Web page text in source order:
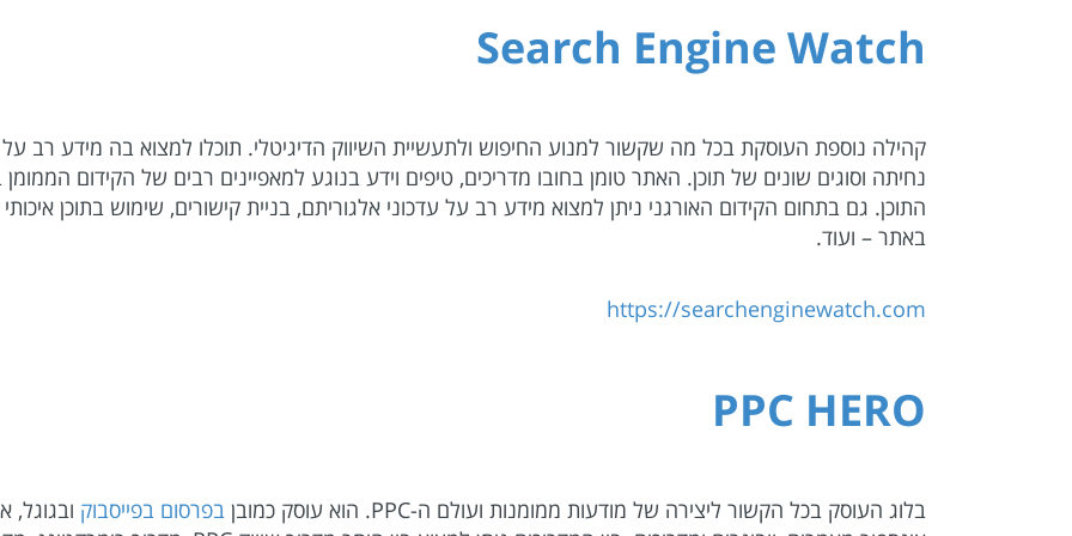
Search Engine Watch
נחיתה וסוגים שונים של תוכן. האתר טומן בחובו מדריכים, טיפים וידע בנוגע למאפיינים רבים של הקידום הממומן
התוכן. גם בתחום הקידום האורגני ניתן למצוא מידע רב על עדכוני אלגוריתם, בניית קישורים, שימוש בתוכן
באתר – ועוד.
https://searchenginewatch.com
PPC HERO
בלוג העוסק בכל הקשור ליצירה של מודעות ממומנות ועולם ה-PPC. הוא עוסק כמובן בפרסום בפייסבוק